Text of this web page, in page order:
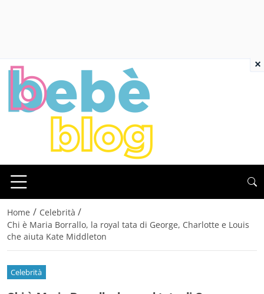
Home / Celebrità /
Chi è Maria Borrallo, la royal tata di George, Charlotte e Louis
che aiuta Kate Middleton
Celebrità
×